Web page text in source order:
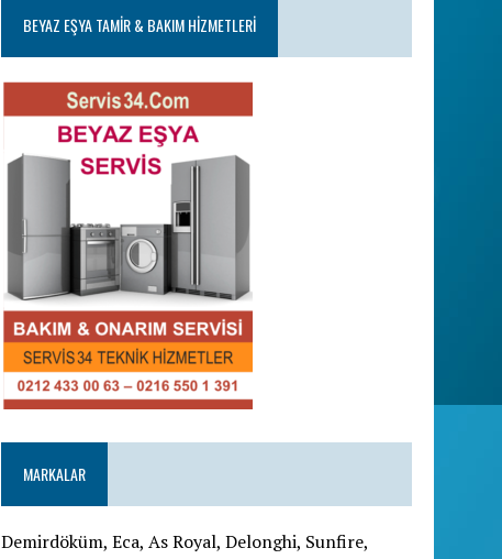
BEYAZ EŞYA TAMIR & BAKIM HIZMETLERI
MARKALAR
Demirdöküm, Eca, As Royal, Delonghi, Sunfire,